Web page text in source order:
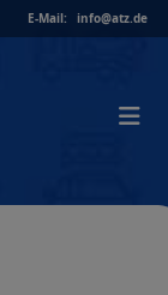
E-Mail: info@atz.de